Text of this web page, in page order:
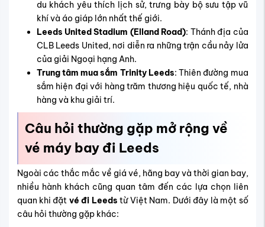
du khách yêu thích lịch sử, trưng bày bộ sưu tập vũ
khí và áo giáp lớn nhất thế giới.
Leeds United Stadium (Elland Road): Thánh địa của
CLB Leeds United, nơi diễn ra những trận cầu nảy lửa
của giải Ngoại hạng Anh.
Trung tâm mua sắm Trinity Leeds: Thiên đường mua
sắm hiện đại với hàng trăm thương hiệu quốc tế, nhà
hàng và khu giải trí.
Câu hỏi thường gặp mở rộng về
vé máy bay đi Leeds
Ngoài các thắc mắc về giá vé, hãng bay và thời gian bay,
nhiều hành khách cũng quan tâm đến các lựa chọn liên
quan khi đặt vé đi Leeds từ Việt Nam. Dưới đây là một số
câu hỏi thường gặp khác: